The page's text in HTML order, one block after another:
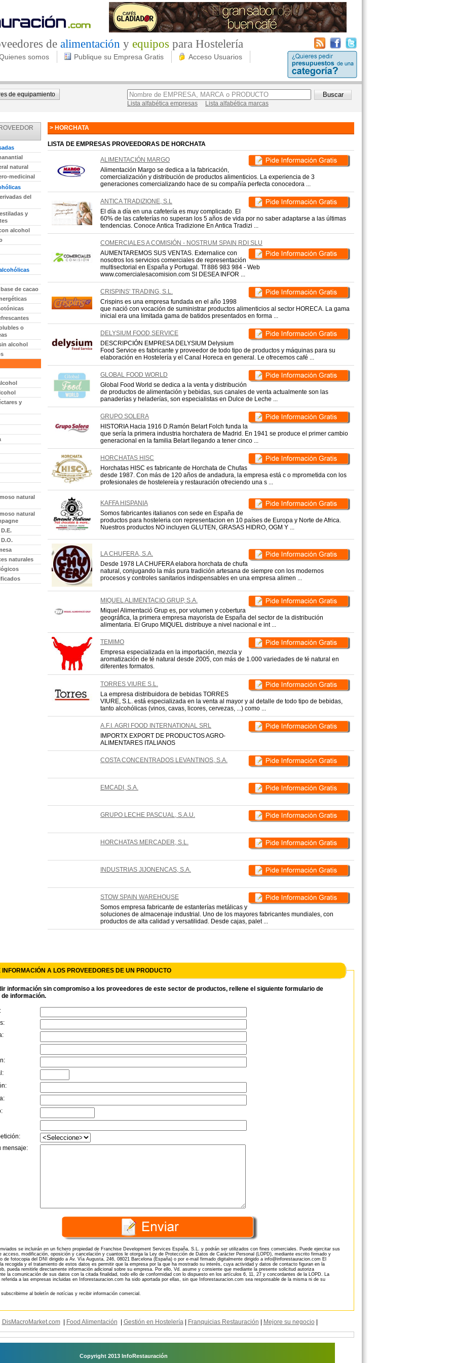
de alimentación y equipos para Hostelería
somos Publique su Empresa Gratis
Acceso Usuarios
de equipamiento
Lista alfabética empresas
Lista alfabética marcas
natural
medicinal
del
y
alcohol
de cacao
o
alcohol
y
natural
natural
naturales
> HORCHATA
LISTA DE EMPRESAS PROVEEDORAS DE HORCHATA
ALIMENTACIÓN MARGO
Alimentación Margo se dedica a la fabricación,
comercialización y distribución de productos alimenticios. La experiencia de 3
generaciones comercializando hace de su compañía perfecta conocedora ...
ANTICA TRADIZIONE, S.L
El día a día en una cafetería es muy complicado. El
60% de las cafeterías no superan los 5 años de vida por no saber adaptarse a las últimas
tendencias. Conoce Antica Tradizione En Antica Tradizi ...
COMERCIALES A COMISIÓN - NOSTRUM SPAIN RDI SLU
AUMENTAREMOS SUS VENTAS. Externalice con
nosotros los servicios comerciales de representación
multisectorial en España y Portugal. Tf 886 983 984 - Web
www.comercialesacomision.com SI DESEA INFOR ...
CRISPINS' TRADING, S.L.
Crispins es una empresa fundada en el año 1998
que nació con vocación de suministrar productos alimenticios al sector HORECA. La gama
inicial era una limitada gama de batidos presentados en forma ...
DELYSIUM FOOD SERVICE
DESCRIPCIÓN EMPRESA DELYSIUM Delysium
Food Service es fabricante y proveedor de todo tipo de productos y máquinas para su
elaboración en Hostelería y el Canal Horeca en general. Le ofrecemos café ...
GLOBAL FOOD WORLD
Global Food World se dedica a la venta y distribución
de productos de alimentación y bebidas, sus canales de venta actualmente son las
panaderías y heladerías, son especialistas en Dulce de Leche ...
GRUPO SOLERA
HISTORIA Hacia 1916 D.Ramón Belart Folch funda la
que sería la primera industria horchatera de Madrid. En 1941 se produce el primer cambio
generacional en la familia Belart llegando a tener cinco ...
HORCHATAS HISC
Horchatas HISC es fabricante de Horchata de Chufas
desde 1987. Con más de 120 años de andadura, la empresa está c o mprometida con los
profesionales de hostelereía y restauración ofreciendo una s ...
KAFFA HISPANIA
Somos fabricantes italianos con sede en España de
productos para hosteleria con representacion en 10 países de Europa y Norte de Africa.
Nuestros productos NO incluyen GLUTEN, GRASAS HIDRO, OGM Y ...
LA CHUFERA, S.A.
Desde 1978 LA CHUFERA elabora horchata de chufa
natural, conjugando la más pura tradición artesana de siempre con los modernos
procesos y controles sanitarios indispensables en una empresa alimen ...
MIQUEL ALIMENTACIO GRUP, S.A.
Miquel Alimentació Grup es, por volumen y cobertura
geográfica, la primera empresa mayorista de España del sector de la distribución
alimentaria. El Grupo MIQUEL distribuye a nivel nacional e int ...
TEMIMO
Empresa especializada en la importación, mezcla y
aromatización de té natural desde 2005, con más de 1.000 variedades de té natural en
diferentes formatos.
TORRES VIURE S.L.
La empresa distribuidora de bebidas TORRES
VIURE, S.L. está especializada en la venta al mayor y al detalle de todo tipo de bebidas,
tanto alcohólicas (vinos, cavas, licores, cervezas, ...) como ...
A.F.I. AGRI FOOD INTERNATIONAL SRL
IMPORTX EXPORT DE PRODUCTOS AGRO-
ALIMENTARES ITALIANOS
COSTA CONCENTRADOS LEVANTINOS, S.A.
EMCADI, S.A.
GRUPO LECHE PASCUAL, S.A.U.
HORCHATAS MERCADER, S.L.
INDUSTRIAS JIJONENCAS, S.A.
STOW SPAIN WAREHOUSE
Somos empresa fabricante de estanterías metálicas y
soluciones de almacenaje industrial. Uno de los mayores fabricantes mundiales, con
productos de alta calidad y versatilidad. Desde cajas, palet ...
INFORMACIÓN A LOS PROVEEDORES DE UN PRODUCTO
información sin compromiso a los proveedores de este sector de productos, rellene el siguiente formulario de
información.
mensaje:
se incluirán en un fichero propiedad de Franchise Development Services España, S.L. y podrán ser utilizados con fines comerciales. Puede ejercitar sus
acceso, modificación, oposición y cancelación y cuantos le otorga la Ley de Protección de Datos de Carácter Personal (LOPD), mediante escrito firmado y
de fotocopia del DNI dirigido a Av. Vía Augusta, 246, 08021 Barcelona (España) o por e-mail firmado digitalmente dirigido a info@inforestauracion.com El
recogida y el tratamiento de estos datos es permitir que la empresa por la que ha mostrado su interés, cuya actividad y datos de contacto figuran en la
pueda remitirle directamente información adicional sobre su empresa. Por ello, Vd. asume y consiente que mediante la presente solicitud autoriza
la comunicación de sus datos con la citada finalidad, todo ello de conformidad con lo dispuesto en los artículos 6, 11, 27 y concordantes de la LOPD. La
referida a las empresas incluidas en Inforestauracion.com ha sido aportada por ellas, sin que Inforestauracion.com sea responsable de la misma ni de su
subscribirme al boletín de notícias y recibir información comercial.
DisMacroMarket.com| Food Alimentación Gestión en Hostelería| Franquicias Restauración Mejore su negocio
Copyright 2013 InfoRestauración